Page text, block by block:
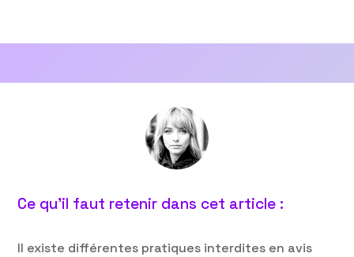
Ce qu’il faut retenir dans cet article :
Il existe différentes pratiques interdites en avis